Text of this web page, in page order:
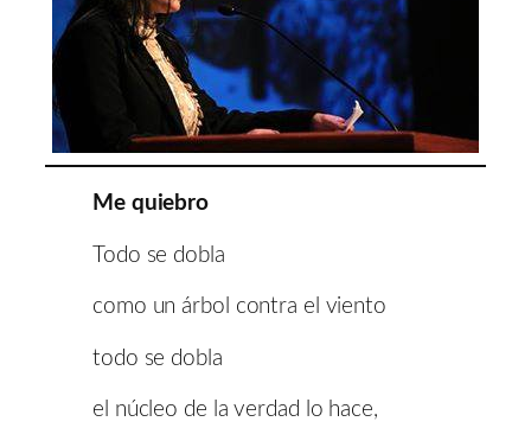
Me quiebro
Todo se dobla
como un árbol contra el viento
todo se dobla
el núcleo de la verdad lo hace,